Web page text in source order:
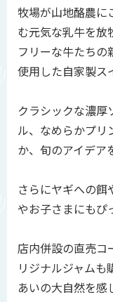
牧場が山地酪農に
む元気な乳牛を放
フリーな牛たちの
使用した自家製ス
クラシックな濃厚
ル、なめらかプリ
か、旬のアイデア
さらにヤギへの餌
やお子さまにもぴ
店内併設の直売コ
リジナルジャムも
あいの大自然を